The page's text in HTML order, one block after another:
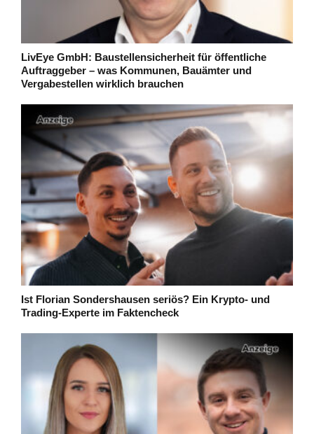
LivEye GmbH: Baustellensicherheit für öffentliche
Auftraggeber – was Kommunen, Bauämter und
Vergabestellen wirklich brauchen
Ist Florian Sondershausen seriös? Ein Krypto- und
Trading-Experte im Faktencheck